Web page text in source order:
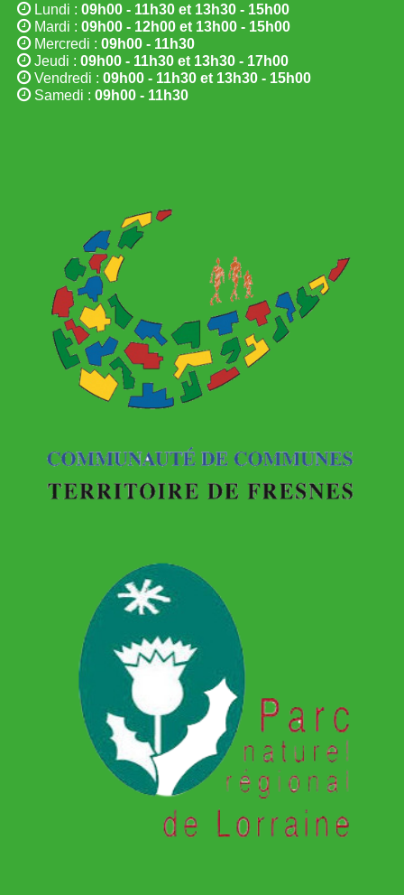
Lundi : 09h00 - 11h30 et 13h30 - 15h00
Mardi : 09h00 - 12h00 et 13h00 - 15h00
Mercredi : 09h00 - 11h30
Jeudi : 09h00 - 11h30 et 13h30 - 17h00
Vendredi : 09h00 - 11h30 et 13h30 - 15h00
Samedi : 09h00 - 11h30